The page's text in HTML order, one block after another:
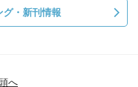
グ・新刊情報
へ